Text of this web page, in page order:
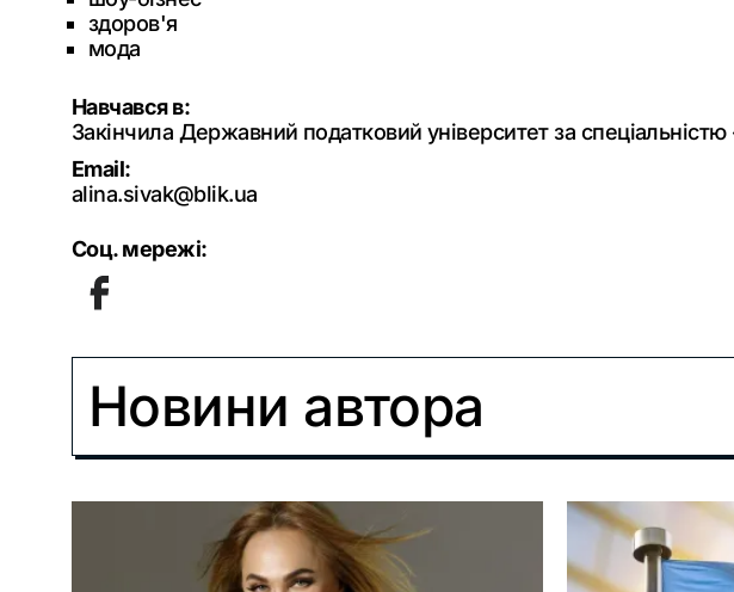
здоров'я
мода
Навчався в:
Закінчила Державний податковий університет за
Email:
alina.sivak@blik.ua
Соц. мережі:
Новини автора